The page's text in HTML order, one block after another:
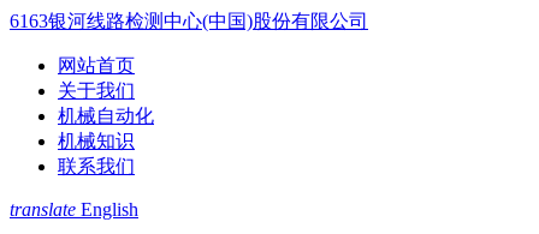
6163银河线路检测中心(中国)股份有限公司
网站首页
关于我们
机械自动化
机械知识
联系我们
translate English